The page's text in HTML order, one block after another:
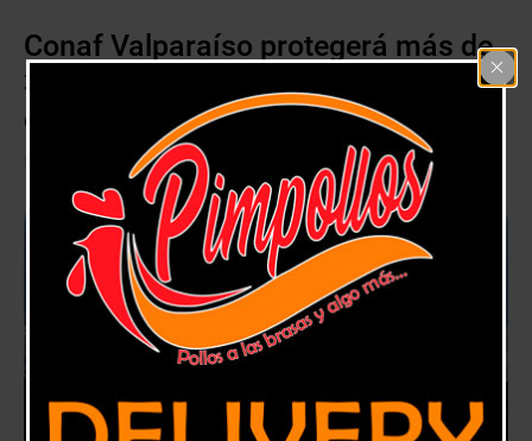
Conaf Valparaíso protegerá más de
3 mil hectáreas de bosques a través
de manejo silvicultural
16 marzo, 2021 Región